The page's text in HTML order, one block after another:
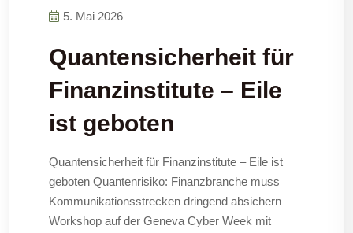
5. Mai 2026
Quantensicherheit für
Finanzinstitute – Eile
ist geboten
Quantensicherheit für Finanzinstitute – Eile ist
geboten Quantenrisiko: Finanzbranche muss
Kommunikationsstrecken dringend absichern
Workshop auf der Geneva Cyber Week mit